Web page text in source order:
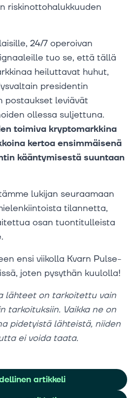
riskinottohalukkuuden
24/7 operoivan
tuo se, että tällä
heiluttavat huhut,
presidentin
postaukset leviävät
ollessa suljettuna.
toimiva kryptomarkkina
kertoa ensimmäisenä
kääntymisestä suuntaan
lukijan seuraamaan
tilannetta,
osan tuontitulleista
ensi viikolla Kvarn Pulse-
joten pysythän kuulolla!
lähteet on tarkoitettu vain
tarkoituksiin. Vaikka ne on
pidetyistä lähteistä, niiden
ei voida taata.
artikkeli